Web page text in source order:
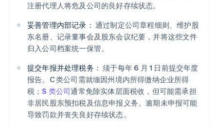
注册代理人将危及公司的良好存续状态。
妥善管理内部记录： 通过制定公司章程细则、维护股
东名册、记录董事会及股东会议纪要，并将这些文件
归入公司档案统一保管。
提交年报并处理税务： 须于每年 6 月 1 日前提交年度
报告。C 类公司需就缅因州境内所得缴纳企业所得
税；S 类公司通常免除实体层面税收，但可能需承担
非居民股东预扣税及信息申报义务。逾期未申报可能
导致罚款并丧失良好存续状态。